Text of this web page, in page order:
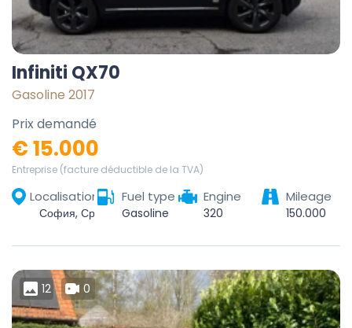
Infiniti QX70
Gasoline 2017
Prix demandé
€ 15.000
Entreprise (facture déductible de la TVA)
Localisation Fuel type
Gasoline
Engine
320
Mileage
150.000
12 0